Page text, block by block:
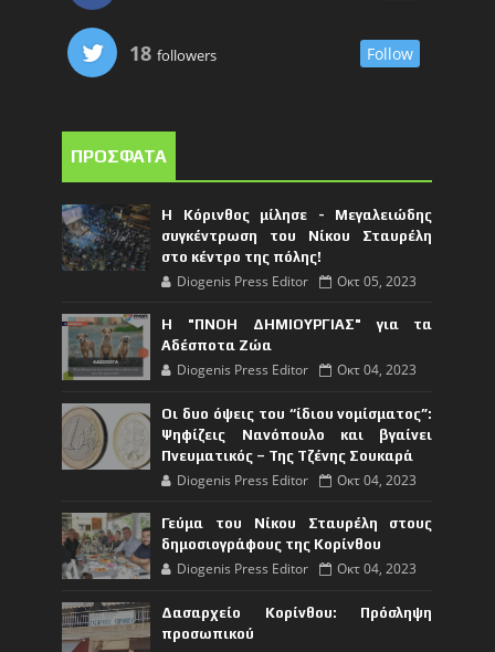
18 followers Follow
ΠΡΟΣΦΑΤΑ
Η Κόρινθος μίλησε - Μεγαλειώδης
συγκέντρωση του Νίκου Σταυρέλη
στο κέντρο της πόλης!
Diogenis Press Editor Οκτ 05, 2023
Η "ΠΝΟΗ ΔΗΜΙΟΥΡΓΙΑΣ" για τα
Αδέσποτα Ζώα
Diogenis Press Editor Οκτ 04, 2023
Οι δυο όψεις του “ίδιου νομίσματος”:
Ψηφίζεις Νανόπουλο και βγαίνει
Πνευματικός – Της Τζένης Σουκαρά
Diogenis Press Editor Οκτ 04, 2023
Γεύμα του Νίκου Σταυρέλη στους
δημοσιογράφους της Κορίνθου
Diogenis Press Editor Οκτ 04, 2023
Δασαρχείο Κορίνθου: Πρόσληψη
προσωπικού